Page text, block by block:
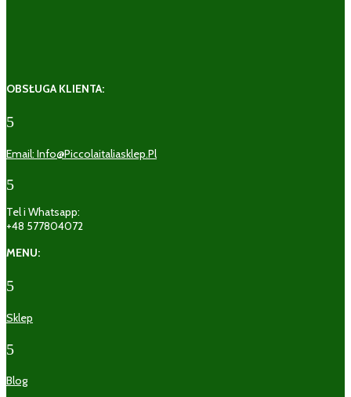
OBSŁUGA KLIENTA:
5
Email: Info@piccolaitaliasklep.pl
5
Tel i Whatsapp:
+48 577804072
MENU:
5
Sklep
5
Blog